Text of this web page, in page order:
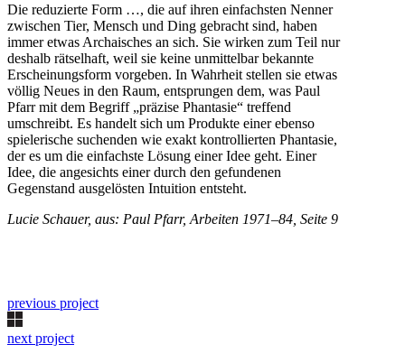
Die reduzierte Form …, die auf ihren einfachsten Nenner
zwischen Tier, Mensch und Ding gebracht sind, haben
immer etwas Archaisches an sich. Sie wirken zum Teil nur
deshalb rätselhaft, weil sie keine unmittelbar bekannte
Erscheinungsform vorgeben. In Wahrheit stellen sie etwas
völlig Neues in den Raum, entsprungen dem, was Paul
Pfarr mit dem Begriff „präzise Phantasie“ treffend
umschreibt. Es handelt sich um Produkte einer ebenso
spielerische suchenden wie exakt kontrollierten Phantasie,
der es um die einfachste Lösung einer Idee geht. Einer
Idee, die angesichts einer durch den gefundenen
Gegenstand ausgelösten Intuition entsteht.
Lucie Schauer, aus: Paul Pfarr, Arbeiten 1971–84, Seite 9
previous project
next project